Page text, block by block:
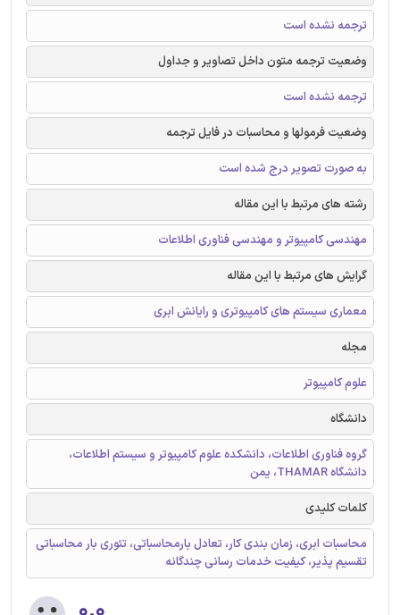
ترجمه نشده است
وضعیت ترجمه متون داخل تصاویر و جداول
ترجمه نشده است
وضعیت فرمولها و محاسبات در فایل ترجمه
به صورت تصویر درج شده است
رشته های مرتبط با این مقاله
مهندسی کامپیوتر و مهندسی فناوری اطلاعات
گرایش های مرتبط با این مقاله
معماری سیستم های کامپیوتری و رایانش ابری
مجله
علوم کامپیوتر
دانشگاه
گروه فناوری اطلاعات، دانشکده علوم کامپیوتر و سیستم اطلاعات،
دانشگاه THAMAR، یمن
کلمات کلیدی
محاسبات ابری، زمان بندی کار، تعادل بارمحاسباتی، تئوری بار محاسباتی
تقسیم پذیر، کیفیت خدمات رسانی چندگانه